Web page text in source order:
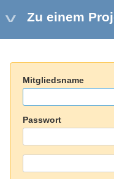
Zu einem
Mitgliedsname
Passwort